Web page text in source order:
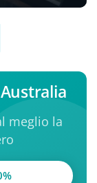
meglio la